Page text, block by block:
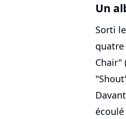
Un
Sorti
quatre
Chair"